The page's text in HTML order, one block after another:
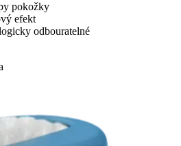
pokožky
efekt
odbouratelné